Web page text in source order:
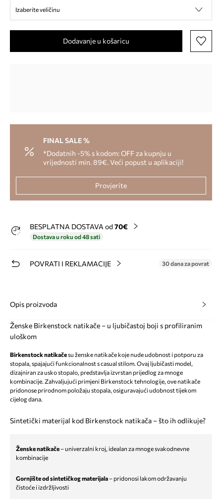
Izaberite veličinu
Dodavanje u košaricu
FINAL SALE %
*Dodatnih -5% s kodom: OFF za kupnju u
vrijednosti min. 89€. Veći popust u aplikaciji!
Provjerite
BESPLATNA DOSTAVA od 70€
Dostava u roku od 48 sati
POVRATI I REKLAMACIJE 30 dana za povrat
Opis proizvoda
Ženske Birkenstock natikače – u ljubičastoj boji s profiliranim
uloškom
Birkenstock natikačesu ženske natikače koje nude udobnost i potporu za
stopala, spajajući funkcionalnost s casual stilom. Ovaj ljubičasti model,
dizajniran za usko stopalo, predstavlja izvrstan prijedlog za mnoge
kombinacije. Zahvaljujući primjeni Birkenstock tehnologije, ove natikače
pridonose prirodnom položaju stopala, osiguravajući udobnost tijekom
cijelog dana.
Sintetički materijal kod Birkenstock natikača – što ih odlikuje?
Ženske natikače– univerzalni kroj, idealan za mnoge svakodnevne
kombinacije
Gornjište od sintetičkog materijala– pridonosi lakom održavanju
čistoće i izdržljivosti